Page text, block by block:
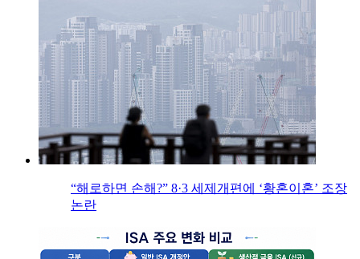
“해로하면 손해?” 8·3 세제개편에 ‘황혼이혼’ 조장
논란